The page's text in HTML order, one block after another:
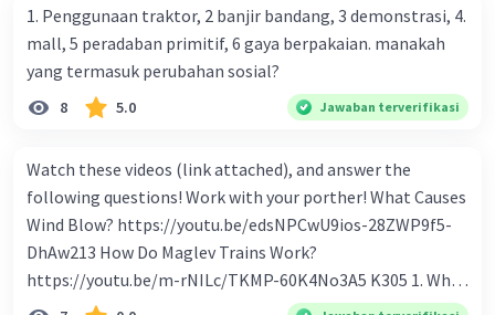
ceteris paribus maka .... a. Menimbulkan inflasi di mana
bentuk kurva jumlah uang beredar (penawaran uang) naik
dari kiri bawah ke kanan atas b. Menimbulkan deflasi di
mana bentuk kurva jumlah uang beredar (penawaran
meningkat di mana bentuk kurva jumlah uang beredar
(penawaran uang) naik dari kiri bawah ke kanan atas d.
Tingkat bunga turun di mana bentuk kurva jumlah uang
beredar (penawaran uang) naik dari kiri bawah ke kanan
atas e. Tingkat bunga turun di mana bentuk kurva jumlah
uang beredar (penawaran uang) vertikal Kebijakan fiskal
1. Penggunaan traktor, 2 banjir bandang, 3 demonstrasi, 4.
mall, 5 peradaban primitif, 6 gaya berpakaian. manakah
yang termasuk perubahan sosial?
8 5.0 Jawaban terverifikasi
Watch these videos (link attached), and answer the
following questions! Work with your porther! What Causes
Wind Blow? https://youtu.be/edsNPCwU9ios-28ZWP9f5-
DhAw213 How Do Maglev Trains Work?
https://youtu.be/m-rNILc/TKMP-60K4No3A5 K305 1. What
happens to air molecules when air heats them up? 2. Why